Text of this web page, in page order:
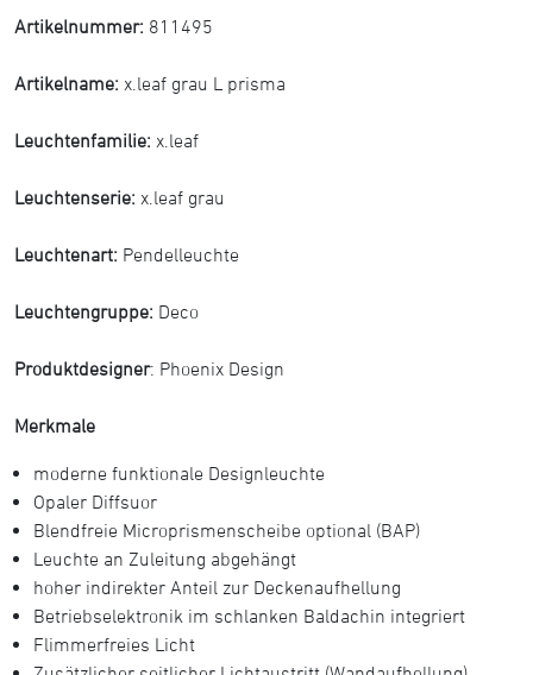
Artikelnummer: 811495
Artikelname: x.leaf grau L prisma
Leuchtenfamilie: x.leaf
Leuchtenserie: x.leaf grau
Leuchtenart: Pendelleuchte
Leuchtengruppe: Deco
Produktdesigner: Phoenix Design
Merkmale
moderne funktionale Designleuchte
Opaler Diffsuor
Blendfreie Microprismenscheibe optional (BAP)
Leuchte an Zuleitung abgehängt
hoher indirekter Anteil zur Deckenaufhellung
Betriebselektronik im schlanken Baldachin integriert
Flimmerfreies Licht